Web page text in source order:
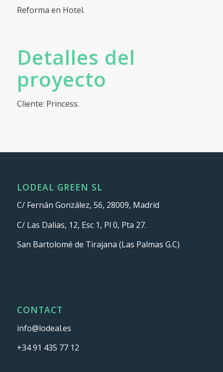
Reforma en Hotel.
Detalles del
proyecto
Cliente: Princess.
LODEAL GREEN SL
C/ Fernán González, 56, 28009, Madrid
C/ Las Dalias, 12, Esc 1, Pl 0, Pta 27.
San Bartolomé de Tirajana (Las Palmas G.C)
CONTACT
info@lodeal.es
+34 91 435 77 12